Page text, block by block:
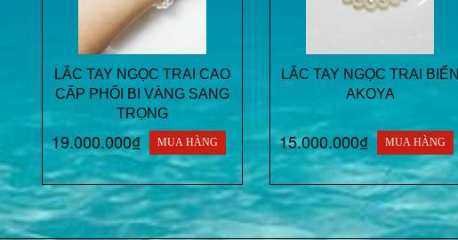
LẮC TAY NGỌC TRAI CAO
CẤP PHỐI BI VÀNG SANG
TRỌNG
19.000.000₫ MUA HÀNG
LẮC TAY NGỌC TRAI BIỂN
AKOYA
15.000.000₫ MUA HÀNG